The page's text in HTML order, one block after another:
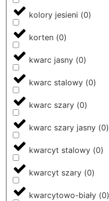
kolory jesieni (0)
korten (0)
kwarc jasny (0)
kwarc stalowy (0)
kwarc szary (0)
kwarc szary jasny (0)
kwarcyt stalowy (0)
kwarcyt szary (0)
kwarcytowo-biały (0)